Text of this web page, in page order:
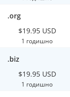
.org
$19.95 USD
1 годишно
.biz
$19.95 USD
1 годишно